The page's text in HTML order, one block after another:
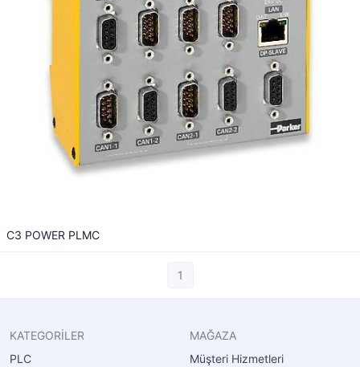
C3 POWER PLMC
1
KATEGORİLER
PLC
MAĞAZA
Müşteri Hizmetleri